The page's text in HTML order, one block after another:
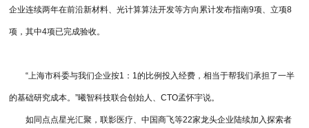
企业连续两年在前沿新材料、光计算算法开发等方向累计发布指南9项、立项8
项，其中4项已完成验收。
“上海市科委与我们企业按1：1的比例投入经费，相当于帮我们承担了一半
的基础研究成本。”曦智科技联合创始人、CTO孟怀宇说。
如同点点星光汇聚，联影医疗、中国商飞等22家龙头企业陆续加入探索者